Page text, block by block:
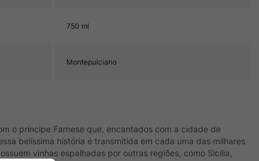
750 ml
Montepulciano
o príncipe Farnese que, encantados com a cidade de
belíssima história é transmitida em cada uma das milhares
vinhas espalhadas por outras regiões, como Sicilia,